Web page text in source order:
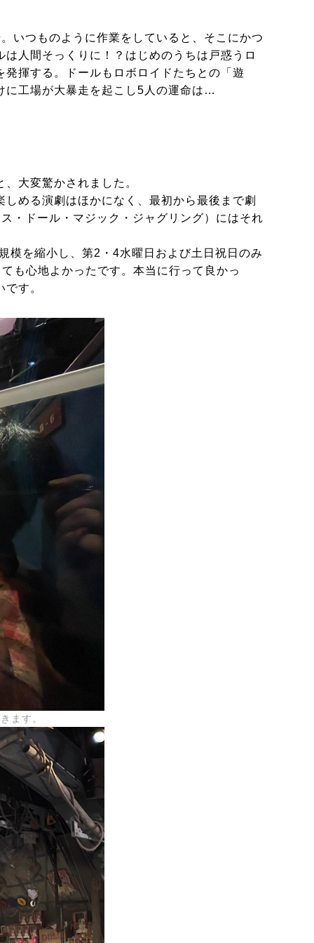
いつものように作業をしていると、そこにかつ
人間そっくりに！？はじめのうちは戸惑うロ
揮する。ドールもロボロイドたちとの「遊
に工場が大暴走を起こし5人の運命は…
大変驚かされました。
める演劇はほかになく、最初から最後まで劇
・ドール・マジック・ジャグリング）にはそれ
模を縮小し、第2・4水曜日および土日祝日のみ
も心地よかったです。本当に行って良かっ
す。
ます。